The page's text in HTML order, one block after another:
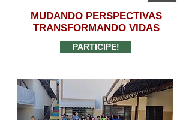
MUDANDO PERSPECTIVAS
TRANSFORMANDO VIDAS
PARTICIPE!